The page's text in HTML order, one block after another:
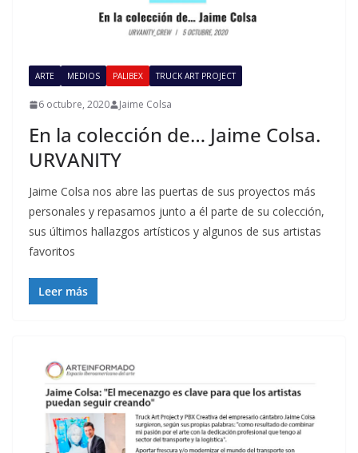
ARTE MEDIOS PALIBEX TRUCK ART PROJECT
6 octubre, 2020 Jaime Colsa
En la colección de… Jaime Colsa.
URVANITY
Jaime Colsa nos abre las puertas de sus proyectos más
personales y repasamos junto a él parte de su colección,
sus últimos hallazgos artísticos y algunos de sus artistas
favoritos
Leer más